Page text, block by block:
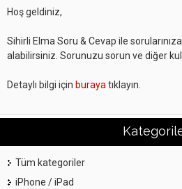
Hoş geldiniz,
Sihirli Elma Soru & Cevap ile
alabilirsiniz. Sorunuzu sorun ve diğer
Detaylı bilgi için burayatıklayın.
Tüm kategoriler
iPhone / iPad